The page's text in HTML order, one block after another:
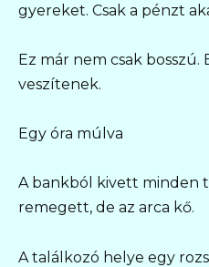
gyereket. Csak a pénzt
Ez már nem csak bosszú.
veszítenek.
Egy óra múlva
A bankból kivett minden
remegett, de az arca kő.
A találkozó helye egy